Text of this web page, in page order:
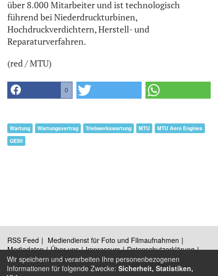
über 8.000 Mitarbeiter und ist technologisch
führend bei Niederdruckturbinen,
Hochdruckverdichtern, Herstell- und
Reparaturverfahren.
(red / MTU)
0
Wartung Wartungsvertrag Triebwerkswartung MTU
MTU Aero Engines
GE90
RSS Feed
Mediendienst für Foto und Filmaufnahmen
Mediadaten
Über uns Impressum
Datenschutzerklärung
Kontakt
Wir speichern und verarbeiten Ihre personenbezogenen
Informationen für folgende Zwecke: Sicherheit, Statistiken,